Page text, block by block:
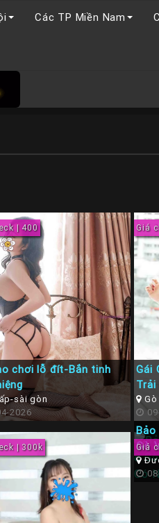
Các TP Miền Nam
| 400
chơi lỗ đít-Bắn tinh
sài gòn
2026
Giá
Gái
Trải
Gò
| 300k Giá
Bảo
Gò
Có